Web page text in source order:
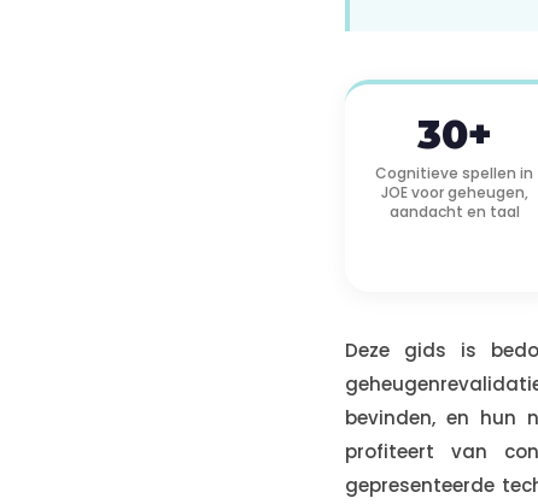
30+
Cognitieve spellen in
JOE voor geheugen,
aandacht en taal
Deze gids is
bevinden, en hun
profiteert van
gepresenteerde